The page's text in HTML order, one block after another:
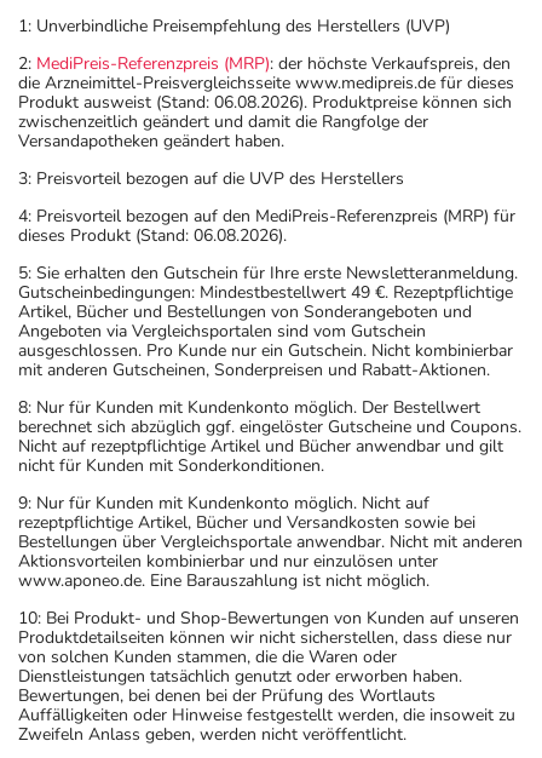
1: Unverbindliche Preisempfehlung des Herstellers (UVP)
2: MediPreis-Referenzpreis (MRP): der höchste Verkaufspreis, den
die Arzneimittel-Preisvergleichsseite www.medipreis.de für dieses
Produkt ausweist (Stand: 06.08.2026). Produktpreise können sich
zwischenzeitlich geändert und damit die Rangfolge der
Versandapotheken geändert haben.
3: Preisvorteil bezogen auf die UVP des Herstellers
4: Preisvorteil bezogen auf den MediPreis-Referenzpreis (MRP) für
dieses Produkt (Stand: 06.08.2026).
5: Sie erhalten den Gutschein für Ihre erste Newsletteranmeldung.
Gutscheinbedingungen: Mindestbestellwert 49 €. Rezeptpflichtige
Artikel, Bücher und Bestellungen von Sonderangeboten und
Angeboten via Vergleichsportalen sind vom Gutschein
ausgeschlossen. Pro Kunde nur ein Gutschein. Nicht kombinierbar
mit anderen Gutscheinen, Sonderpreisen und Rabatt-Aktionen.
8: Nur für Kunden mit Kundenkonto möglich. Der Bestellwert
berechnet sich abzüglich ggf. eingelöster Gutscheine und Coupons.
Nicht auf rezeptpflichtige Artikel und Bücher anwendbar und gilt
nicht für Kunden mit Sonderkonditionen.
9: Nur für Kunden mit Kundenkonto möglich. Nicht auf
rezeptpflichtige Artikel, Bücher und Versandkosten sowie bei
Bestellungen über Vergleichsportale anwendbar. Nicht mit anderen
Aktionsvorteilen kombinierbar und nur einzulösen unter
www.aponeo.de. Eine Barauszahlung ist nicht möglich.
10: Bei Produkt- und Shop-Bewertungen von Kunden auf unseren
Produktdetailseiten können wir nicht sicherstellen, dass diese nur
von solchen Kunden stammen, die die Waren oder
Dienstleistungen tatsächlich genutzt oder erworben haben.
Bewertungen, bei denen bei der Prüfung des Wortlauts
Auffälligkeiten oder Hinweise festgestellt werden, die insoweit zu
Zweifeln Anlass geben, werden nicht veröffentlicht.